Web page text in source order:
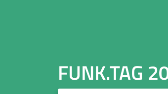
FUNK.TAG